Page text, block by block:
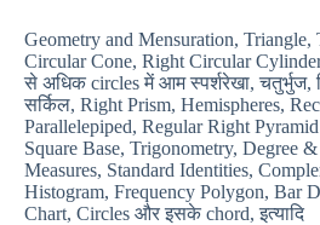
Geometry and Mensuration, Triangle,
Circular Cone, Right Circular Cylinder,
से अधिक circles में आम स्पर्शरेखा, चतुर्भुज,
सर्किल, Right Prism, Hemispheres,
Parallelepiped, Regular Right
Square Base, Trigonometry, Degree
Measures, Standard Identities,
Histogram, Frequency Polygon, Bar
Chart, Circles और इसके chord, इत्यादि